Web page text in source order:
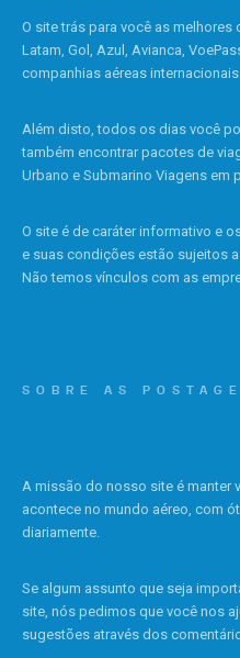
O site trás para você as
Latam, Gol, Azul, Avianca,
companhias aéreas
Além disto, todos os dias você
também encontrar pacotes de
Urbano e Submarino Viagens em
O site é de caráter informativo e
e suas condições estão sujeitos
Não temos vínculos com as
SOBRE AS
A missão do nosso site é manter
acontece no mundo aéreo, com
diariamente.
Se algum assunto que seja
site, nós pedimos que você nos
sugestões através dos